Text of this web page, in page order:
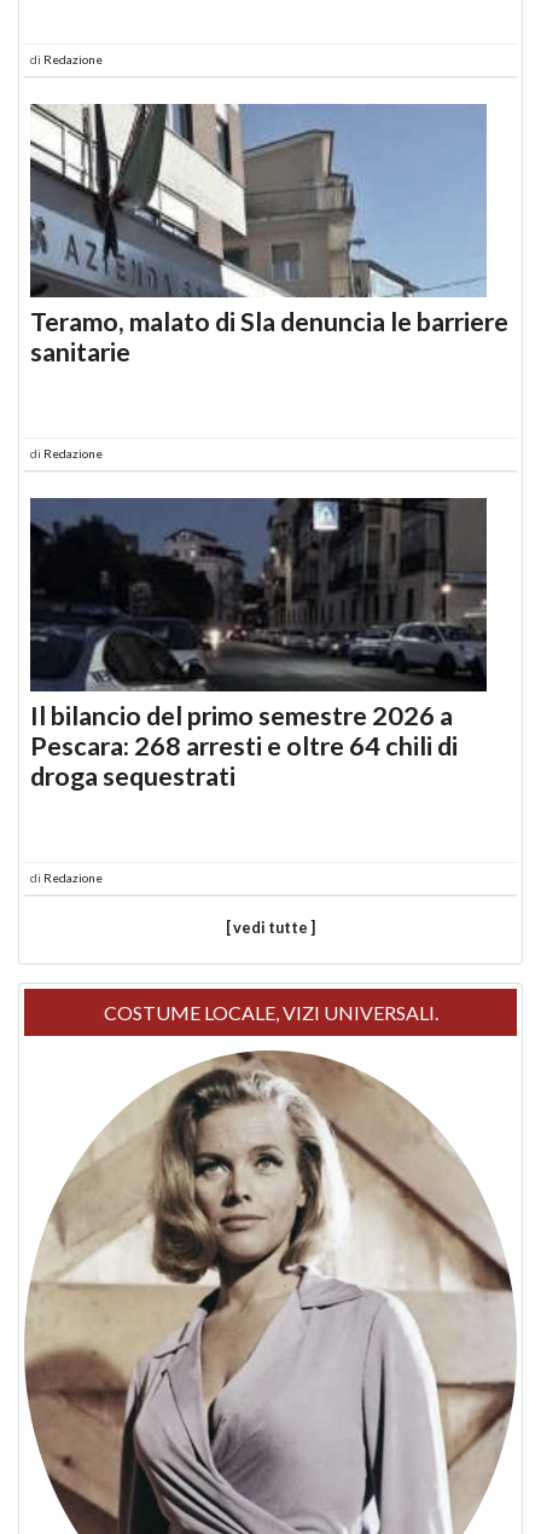
di Redazione
Teramo, malato di Sla denuncia le barriere
sanitarie
di Redazione
Il bilancio del primo semestre 2026 a
Pescara: 268 arresti e oltre 64 chili di
droga sequestrati
di Redazione
[ vedi tutte ]
COSTUME LOCALE, VIZI UNIVERSALI.